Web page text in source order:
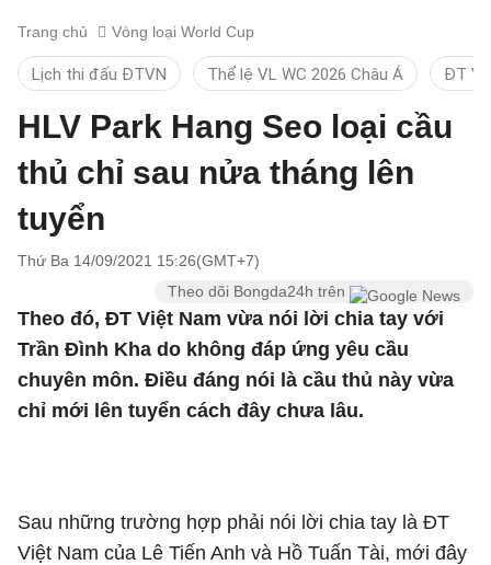
Trang chủ Vòng loại World Cup
Lịch thi đấu ĐTVN Thể lệ VL WC 2026 Châu Á ĐT
HLV Park Hang Seo loại cầu
thủ chỉ sau nửa tháng lên
tuyển
Thứ Ba 14/09/2021 15:26(GMT+7)
Theo dõi Bongda24h trên
Theo đó, ĐT Việt Nam vừa nói lời chia tay với
Trần Đình Kha do không đáp ứng yêu cầu
chuyên môn. Điều đáng nói là cầu thủ này vừa
chỉ mới lên tuyển cách đây chưa lâu.
Sau những trường hợp phải nói lời chia tay là ĐT
Việt Nam của Lê Tiến Anh và Hồ Tuấn Tài, mới đây